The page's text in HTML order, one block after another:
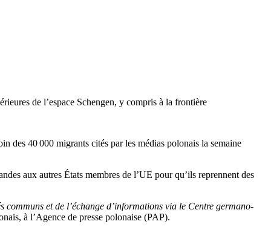
de l’espace Schengen, y compris à la frontière
des 40 000 migrants cités par les médias polonais la semaine
aux autres États membres de l’UE pour qu’ils reprennent des
et de l’échange d’informations via le Centre germano-
à l’Agence de presse polonaise (PAP).